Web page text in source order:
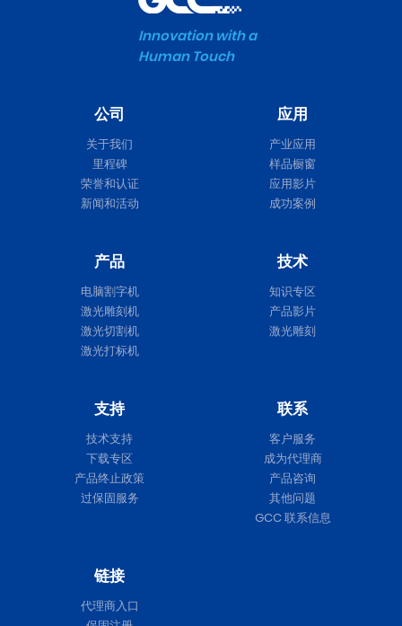
Innovation with a
Human Touch
公司
关于我们
里程碑
荣誉和认证
新闻和活动
应用
产业应用
样品橱窗
应用影片
成功案例
产品
电脑割字机
激光雕刻机
激光切割机
激光打标机
技术
知识专区
产品影片
激光雕刻
支持
技术支持
下载专区
产品终止政策
过保固服务
联系
客户服务
成为代理商
产品咨询
其他问题
GCC 联系信息
链接
代理商入口